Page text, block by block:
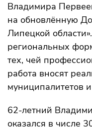
Владимира
на обновлённую
Липецкой
региональных
тех, чей
работа вносят
муниципалитетов
62-летний
оказался в числе